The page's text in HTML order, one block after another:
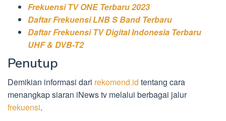
Frekuensi TV ONE Terbaru 2023
Daftar Frekuensi LNB S Band Terbaru
Daftar Frekuensi TV Digital Indonesia Terbaru
UHF & DVB-T2
Penutup
Demikian informasi dari rekomend.id tentang cara
menangkap siaran iNews tv melalui berbagai jalur
frekuensi.